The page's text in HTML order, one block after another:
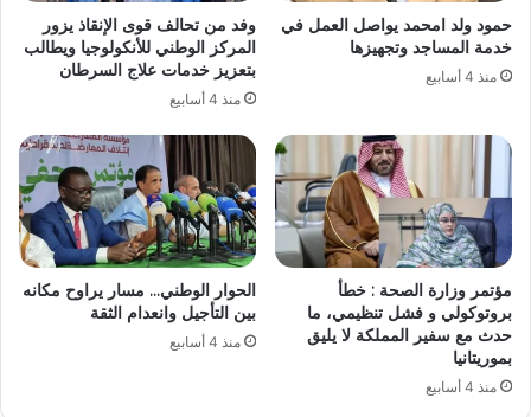
حمود ولد امحمد يواصل العمل في
خدمة المساجد وتجهيزها
منذ 4 أسابيع
وفد من تحالف قوى الإنقاذ يزور
المركز الوطني للأنكولوجيا ويطالب
بتعزيز خدمات علاج السرطان
منذ 4 أسابيع
مؤتمر وزارة الصحة : خطأ
بروتوكولي و فشل تنظيمي، ما
حدث مع سفير المملكة لا يليق
بموريتانيا
منذ 4 أسابيع
الحوار الوطني… مسار يراوح مكانه
بين التأجيل وانعدام الثقة
منذ 4 أسابيع